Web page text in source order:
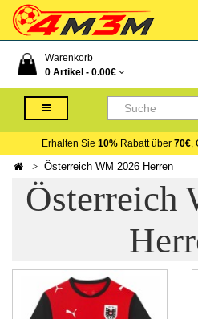
Warenkorb
0 Artikel - 0.00€
Erhalten Sie 10% Rabatt über 70€,
Österreich WM 2026 Herren
Österreich